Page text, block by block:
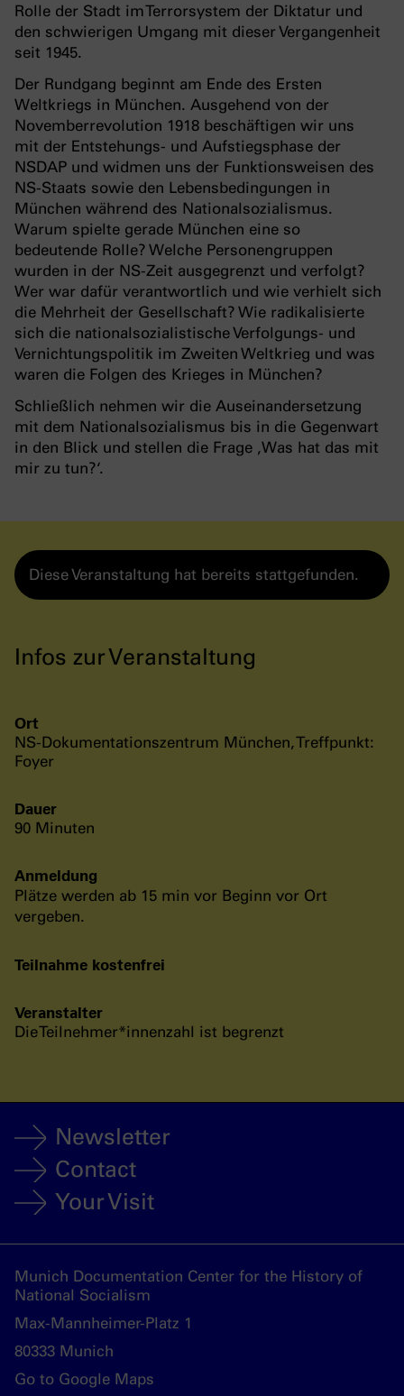
Rolle der Stadt im Terrorsystem der Diktatur und
den schwierigen Umgang mit dieser Vergangenheit
seit 1945.
Der Rundgang beginnt am Ende des Ersten
Weltkriegs in München. Ausgehend von der
Novemberrevolution 1918 beschäftigen wir uns
mit der Entstehungs- und Aufstiegsphase der
NSDAP und widmen uns der Funktionsweisen des
NS-Staats sowie den Lebensbedingungen in
München während des Nationalsozialismus.
Warum spielte gerade München eine so
bedeutende Rolle? Welche Personengruppen
wurden in der NS-Zeit ausgegrenzt und verfolgt?
Wer war dafür verantwortlich und wie verhielt sich
die Mehrheit der Gesellschaft? Wie radikalisierte
sich die nationalsozialistische Verfolgungs- und
Vernichtungspolitik im Zweiten Weltkrieg und was
waren die Folgen des Krieges in München?
Schließlich nehmen wir die Auseinandersetzung
mit dem Nationalsozialismus bis in die Gegenwart
in den Blick und stellen die Frage ‚Was hat das mit
mir zu tun?‘.
Diese Veranstaltung hat bereits stattgefunden.
Infos zur Veranstaltung
Ort
NS-Dokumentationszentrum München, Treffpunkt:
Foyer
Dauer
90 Minuten
Anmeldung
Plätze werden ab 15 min vor Beginn vor Ort
vergeben.
Teilnahme kostenfrei
Veranstalter
Die Teilnehmer*innenzahl ist begrenzt
Newsletter
Contact
Your Visit
Munich Documentation Center for the History of
National Socialism
Max-Mannheimer-Platz 1
80333 Munich
Go to Google Maps